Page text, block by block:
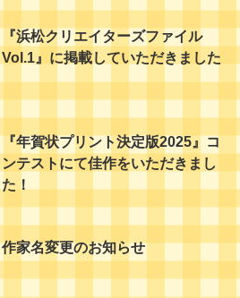
『浜松クリエイターズファイル
Vol.1』に掲載していただきました
『年賀状プリント決定版2025』コ
ンテストにて佳作をいただきまし
た！
作家名変更のお知らせ